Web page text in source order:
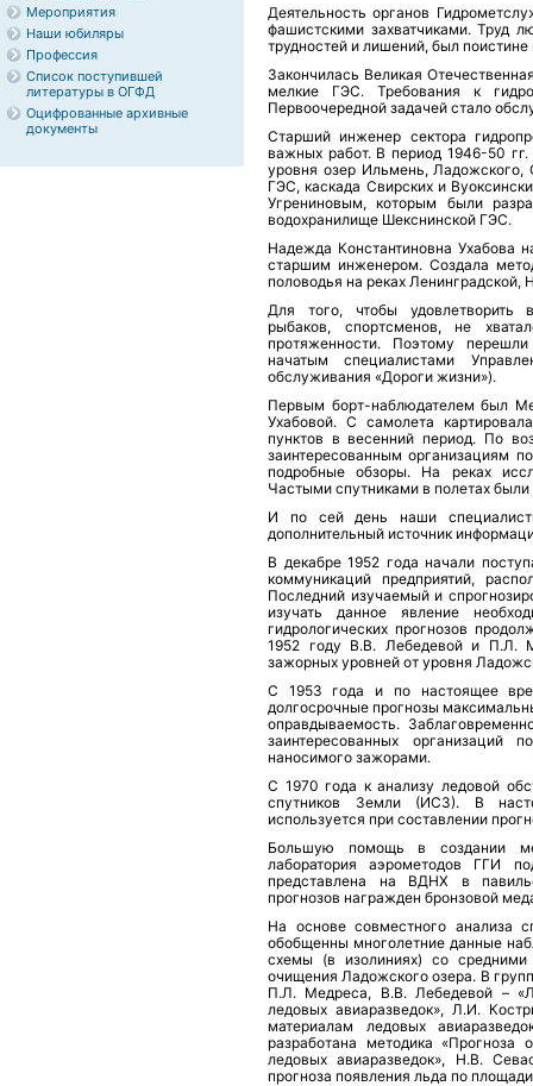
Мероприятия
Наши юбиляры
Профессия
Список поступившей
литературы в ОГФД
Оцифрованные архивные
документы
Деятельность органов
фашистскими захватчиками. Труд
трудностей и лишений, был поистине
Закончилась Великая
мелкие ГЭС. Требования к
Первоочередной задачей стало
Старший инженер сектора
важных работ. В период 1946-50
уровня озер Ильмень, Ладожского,
ГЭС, каскада Свирских и
Угрениновым, которым были
водохранилище Шекснинской ГЭС.
Надежда Константиновна Ухабова
старшим инженером. Создала
половодья на реках Ленинградской,
Для того, чтобы удовлетворить
рыбаков, спортсменов, не
протяженности. Поэтому
начатым специалистами
обслуживания «Дороги жизни»).
Первым борт-наблюдателем был
Ухабовой. С самолета
пунктов в весенний период. По
заинтересованным организациям
подробные обзоры. На реках
Частыми спутниками в полетах
И по сей день наши
дополнительный источник
В декабре 1952 года начали
коммуникаций предприятий,
Последний изучаемый и
изучать данное явление
гидрологических прогнозов
1952 году В.В. Лебедевой и П.Л.
зажорных уровней от уровня
С 1953 года и по настоящее
долгосрочные прогнозы
оправдываемость.
заинтересованных
наносимого зажорами.
С 1970 года к анализу ледовой
спутников Земли (ИСЗ). В
используется при составлении
Большую помощь в создании
лаборатория аэрометодов ГГИ
представлена на ВДНХ в
прогнозов награжден бронзовой
На основе совместного анализа
обобщенны многолетние данные
схемы (в изолиниях) со
очищения Ладожского озера. В
П.Л. Медреса, В.В. Лебедевой –
ледовых авиаразведок», Л.И.
материалам ледовых
разработана методика
ледовых авиаразведок», Н.В.
прогноза появления льда по